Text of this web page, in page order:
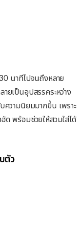
นาทีไปจนถึงหลาย
ยเป็นอุปสรรคระหว่าง
วามนิยมมากขึ้น เพราะ
ด พร้อมช่วยให้สวมใส่ได้
ตัว